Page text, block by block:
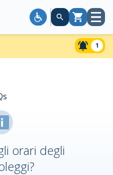
CarrelloApri
1
orari degli